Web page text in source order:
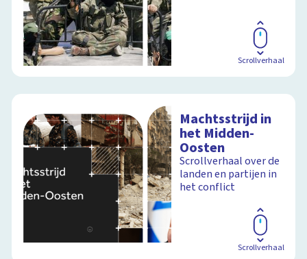
Scrollverhaal
Machtsstrijd in
het Midden-
Oosten
Scrollverhaal over de
landen en partijen in
het conflict
Scrollverhaal